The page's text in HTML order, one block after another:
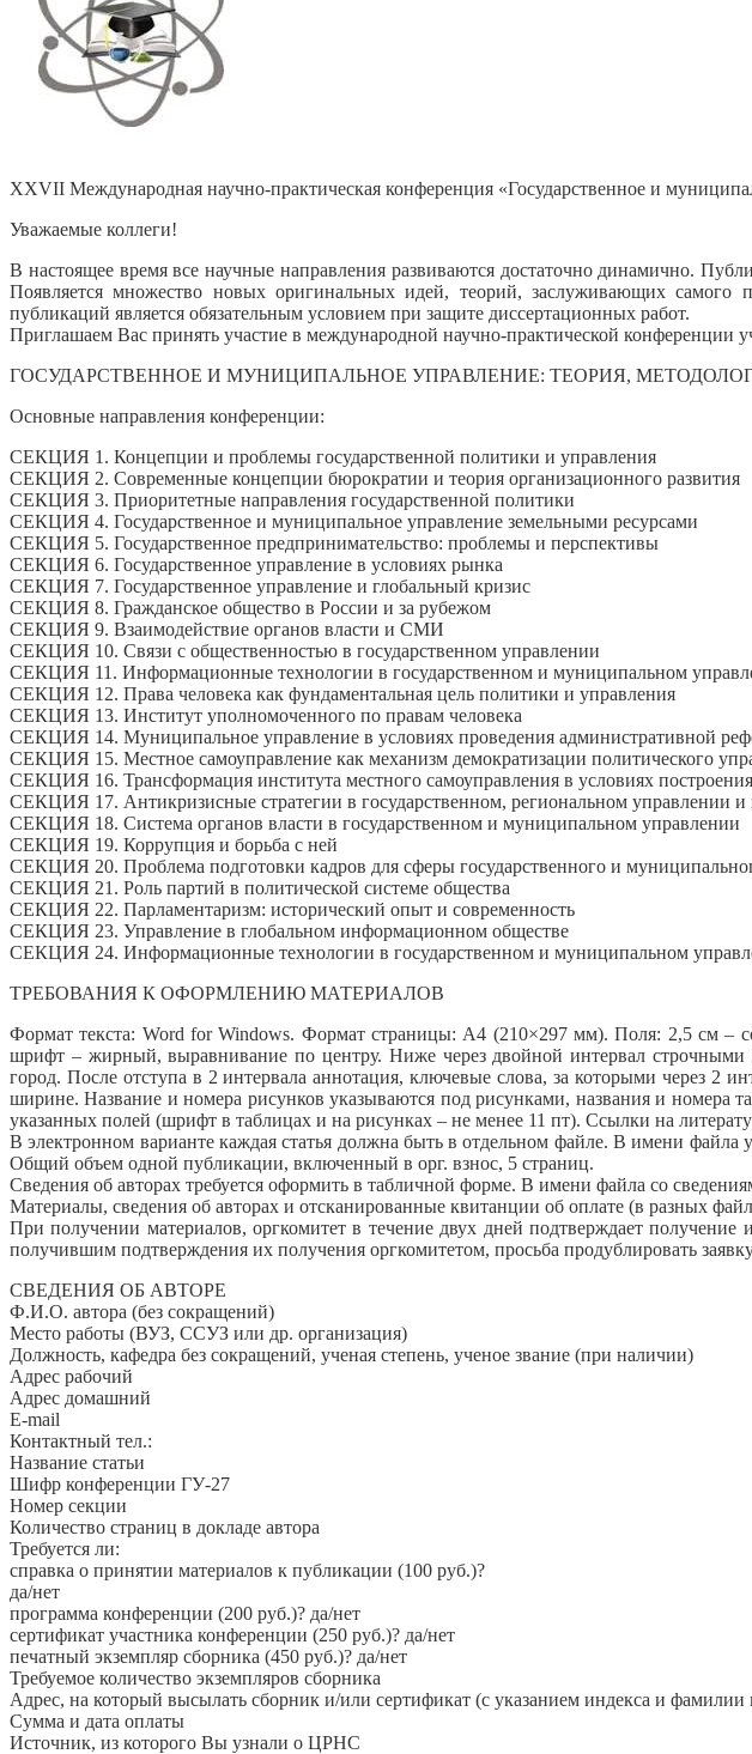
ХXVII Международная научно-практическая конференция «Государственное и
Уважаемые коллеги!
В настоящее время все научные направления развиваются достаточно динамично.
Появляется множество новых оригинальных идей, теорий, заслуживающих самого
публикаций является обязательным условием при защите диссертационных работ.
Приглашаем Вас принять участие в международной научно-практической конференции
ГОСУДАРСТВЕННОЕ И МУНИЦИПАЛЬНОЕ УПРАВЛЕНИЕ: ТЕОРИЯ,
Основные направления конференции:
СЕКЦИЯ 1. Концепции и проблемы государственной политики и управления
СЕКЦИЯ 2. Современные концепции бюрократии и теория организационного развития
СЕКЦИЯ 3. Приоритетные направления государственной политики
СЕКЦИЯ 4. Государственное и муниципальное управление земельными ресурсами
СЕКЦИЯ 5. Государственное предпринимательство: проблемы и перспективы
СЕКЦИЯ 6. Государственное управление в условиях рынка
СЕКЦИЯ 7. Государственное управление и глобальный кризис
СЕКЦИЯ 8. Гражданское общество в России и за рубежом
СЕКЦИЯ 9. Взаимодействие органов власти и СМИ
СЕКЦИЯ 10. Связи с общественностью в государственном управлении
СЕКЦИЯ 11. Информационные технологии в государственном и муниципальном
СЕКЦИЯ 12. Права человека как фундаментальная цель политики и управления
СЕКЦИЯ 13. Институт уполномоченного по правам человека
СЕКЦИЯ 14. Муниципальное управление в условиях проведения административной
СЕКЦИЯ 15. Местное самоуправление как механизм демократизации политического
СЕКЦИЯ 16. Трансформация института местного самоуправления в условиях
СЕКЦИЯ 17. Антикризисные стратегии в государственном, региональном управлении и
СЕКЦИЯ 18. Система органов власти в государственном и муниципальном управлении
СЕКЦИЯ 19. Коррупция и борьба с ней
СЕКЦИЯ 20. Проблема подготовки кадров для сферы государственного и
СЕКЦИЯ 21. Роль партий в политической системе общества
СЕКЦИЯ 22. Парламентаризм: исторический опыт и современность
СЕКЦИЯ 23. Управление в глобальном информационном обществе
СЕКЦИЯ 24. Информационные технологии в государственном и муниципальном
ТРЕБОВАНИЯ К ОФОРМЛЕНИЮ МАТЕРИАЛОВ
Формат текста: Word for Windows. Формат страницы: А4 (210×297 мм). Поля: 2,5 см –
шрифт – жирный, выравнивание по центру. Ниже через двойной интервал
город. После отступа в 2 интервала аннотация, ключевые слова, за которыми через 2
ширине. Название и номера рисунков указываются под рисунками, названия и
указанных полей (шрифт в таблицах и на рисунках – не менее 11 пт). Ссылки на
В электронном варианте каждая статья должна быть в отдельном файле. В имени
Общий объем одной публикации, включенный в орг. взнос, 5 страниц.
Сведения об авторах требуется оформить в табличной форме. В имени файла со
Материалы, сведения об авторах и отсканированные квитанции об оплате (в разных
При получении материалов, оргкомитет в течение двух дней подтверждает
получившим подтверждения их получения оргкомитетом, просьба продублировать
СВЕДЕНИЯ ОБ АВТОРЕ
Ф.И.О. автора (без сокращений)
Место работы (ВУЗ, ССУЗ или др. организация)
Должность, кафедра без сокращений, ученая степень, ученое звание (при наличии)
Адрес рабочий
Адрес домашний
E-mail
Контактный тел.:
Название статьи
Шифр конференции ГУ-27
Номер секции
Количество страниц в докладе автора
Требуется ли:
справка о принятии материалов к публикации (100 руб.)?
да/нет
программа конференции (200 руб.)? да/нет
сертификат участника конференции (250 руб.)? да/нет
печатный экземпляр сборника (450 руб.)? да/нет
Требуемое количество экземпляров сборника
Адрес, на который высылать сборник и/или сертификат (с указанием индекса и фамилии
Сумма и дата оплаты
Источник, из которого Вы узнали о ЦРНС